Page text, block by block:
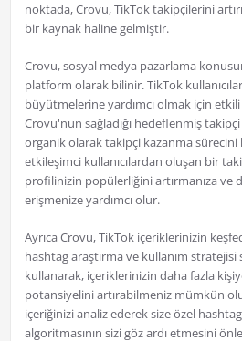
noktada, Crovu, TikTok takipçilerini
bir kaynak haline gelmiştir.
Crovu, sosyal medya pazarlama
platform olarak bilinir. TikTok
büyütmelerine yardımcı olmak için
Crovu'nun sağladığı hedeflenmiş
organik olarak takipçi kazanma sürecini
etkileşimci kullanıcılardan oluşan bir
profilinizin popülerliğini artırmanıza ve
erişmenize yardımcı olur.
Ayrıca Crovu, TikTok içeriklerinizin
hashtag araştırma ve kullanım
kullanarak, içeriklerinizin daha fazla
potansiyelini artırabilmeniz mümkün
içeriğinizi analiz ederek size özel
algoritmasının sizi göz ardı etmesini